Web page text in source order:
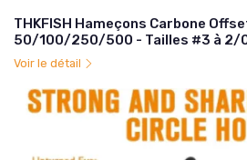
THKFISH Hameçons Carbone
50/100/250/500 - Tailles #3 à 2/
Voir le détail